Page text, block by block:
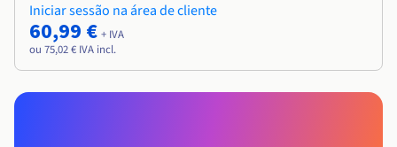
Iniciar sessão na área de cliente
60,99 € + IVA
ou 75,02 € IVA incl.